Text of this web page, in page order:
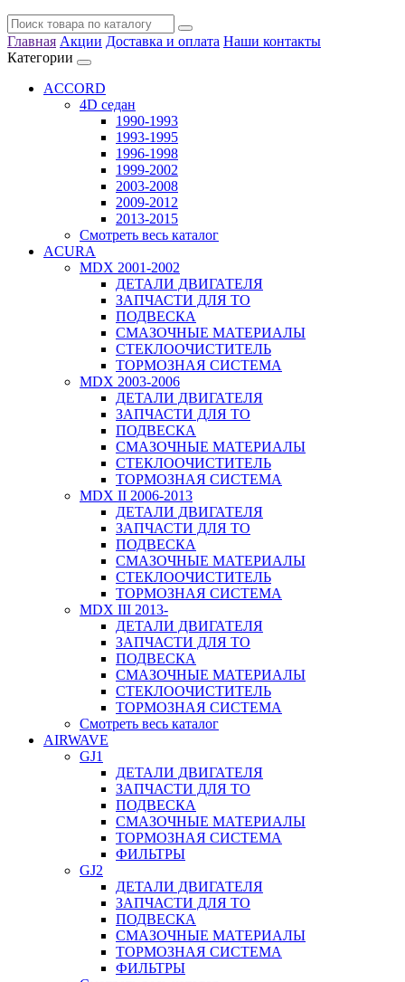
Главная Акции Доставка и оплата Наши контакты
Категории
ACCORD
4D седан
1990-1993
1993-1995
1996-1998
1999-2002
2003-2008
2009-2012
2013-2015
Смотреть весь каталог
ACURA
MDX 2001-2002
ДЕТАЛИ ДВИГАТЕЛЯ
ЗАПЧАСТИ ДЛЯ ТО
ПОДВЕСКА
СМАЗОЧНЫЕ МАТЕРИАЛЫ
СТЕКЛООЧИСТИТЕЛЬ
ТОРМОЗНАЯ СИСТЕМА
MDX 2003-2006
ДЕТАЛИ ДВИГАТЕЛЯ
ЗАПЧАСТИ ДЛЯ ТО
ПОДВЕСКА
СМАЗОЧНЫЕ МАТЕРИАЛЫ
СТЕКЛООЧИСТИТЕЛЬ
ТОРМОЗНАЯ СИСТЕМА
MDX II 2006-2013
ДЕТАЛИ ДВИГАТЕЛЯ
ЗАПЧАСТИ ДЛЯ ТО
ПОДВЕСКА
СМАЗОЧНЫЕ МАТЕРИАЛЫ
СТЕКЛООЧИСТИТЕЛЬ
ТОРМОЗНАЯ СИСТЕМА
MDX III 2013-
ДЕТАЛИ ДВИГАТЕЛЯ
ЗАПЧАСТИ ДЛЯ ТО
ПОДВЕСКА
СМАЗОЧНЫЕ МАТЕРИАЛЫ
СТЕКЛООЧИСТИТЕЛЬ
ТОРМОЗНАЯ СИСТЕМА
Смотреть весь каталог
AIRWAVE
GJ1
ДЕТАЛИ ДВИГАТЕЛЯ
ЗАПЧАСТИ ДЛЯ ТО
ПОДВЕСКА
СМАЗОЧНЫЕ МАТЕРИАЛЫ
ТОРМОЗНАЯ СИСТЕМА
ФИЛЬТРЫ
GJ2
ДЕТАЛИ ДВИГАТЕЛЯ
ЗАПЧАСТИ ДЛЯ ТО
ПОДВЕСКА
СМАЗОЧНЫЕ МАТЕРИАЛЫ
ТОРМОЗНАЯ СИСТЕМА
ФИЛЬТРЫ